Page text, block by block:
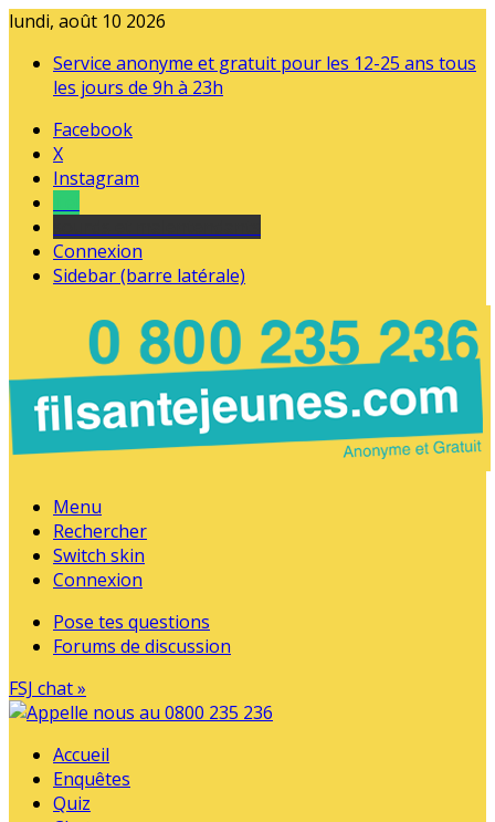
lundi, août 10 2026
Service anonyme et gratuit pour les 12-25 ans tous
les jours de 9h à 23h
Facebook
X
Instagram
Connexion
Sidebar (barre latérale)
Menu
Rechercher
Switch skin
Connexion
Pose tes questions
Forums de discussion
FSJ chat »
Accueil
Enquêtes
Quiz